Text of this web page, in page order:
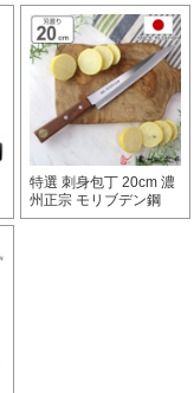
特選 刺身包丁 20cm 濃
州正宗 モリブデン鋼